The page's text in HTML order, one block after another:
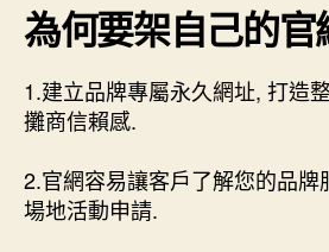
為何要架自己的官
1.建立品牌專屬永久網址, 打造
攤商信賴感.
2.官網容易讓客戶了解您的品
場地活動申請.